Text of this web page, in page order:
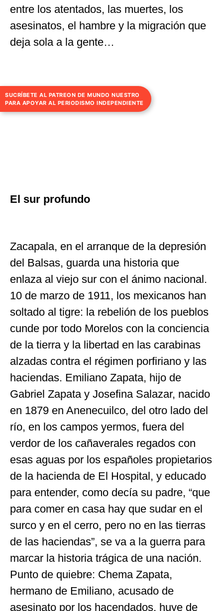
entre los atentados, las muertes, los
asesinatos, el hambre y la migración que
deja sola a la gente…
El sur profundo
Zacapala, en el arranque de la depresión
del Balsas, guarda una historia que
enlaza al viejo sur con el ánimo nacional.
10 de marzo de 1911, los mexicanos han
soltado al tigre: la rebelión de los pueblos
cunde por todo Morelos con la conciencia
de la tierra y la libertad en las carabinas
alzadas contra el régimen porfiriano y las
haciendas. Emiliano Zapata, hijo de
Gabriel Zapata y Josefina Salazar, nacido
en 1879 en Anenecuilco, del otro lado del
río, en los campos yermos, fuera del
verdor de los cañaverales regados con
esas aguas por los españoles propietarios
de la hacienda de El Hospital, y educado
para entender, como decía su padre, “que
para comer en casa hay que sudar en el
surco y en el cerro, pero no en las tierras
de las haciendas”, se va a la guerra para
marcar la historia trágica de una nación.
SUCRÍBETE AL PATREON DE MUNDO NUESTRO
PARA APOYAR AL PERIODISMO INDEPENDIENTE